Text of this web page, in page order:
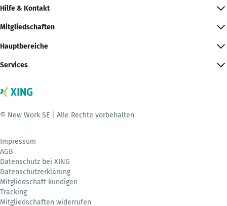
Hilfe & Kontakt
Mitgliedschaften
Hauptbereiche
Services
© New Work SE | Alle Rechte vorbehalten
Impressum
AGB
Datenschutz bei XING
Datenschutzerklärung
Mitgliedschaft kündigen
Tracking
Mitgliedschaften widerrufen